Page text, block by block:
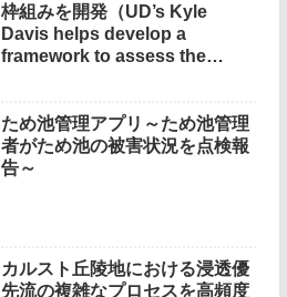
枠組みを開発（UD’s Kyle
Davis helps develop a
framework to assess the
ため池管理アプリ～ため池管理
者がため池の被害状況を点検報
告～
カルスト丘陵地における浸透優
先流の複雑なプロセスを高頻度